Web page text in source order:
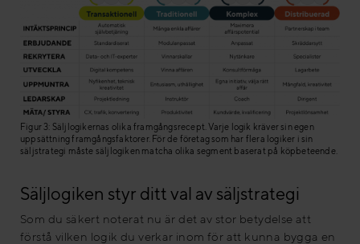
Figur 3: Säljlogikernas olika framgångsrecept. Varje logik kräver sin egen
uppsättning framgångsfaktorer. För de företag som har flera logiker i sin
säljstrategi måste säljlogiken matcha olika segment baserat på köpbeteende.
Säljlogiken styr ditt val av säljstrategi
Som du säkert noterat nu är det av stor betydelse att
förstå vilken logik du verkar inom för att kunna bygga en